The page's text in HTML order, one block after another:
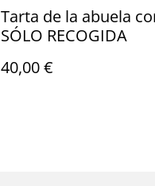
Tarta de la abuela
SÓLO RECOGIDA
40,00 €